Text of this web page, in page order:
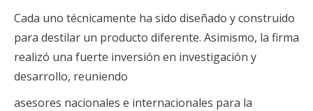
Cada uno técnicamente ha sido diseñado y construido
para destilar un producto diferente. Asimismo, la firma
realizó una fuerte inversión en investigación y
desarrollo, reuniendo
asesores nacionales e internacionales para la